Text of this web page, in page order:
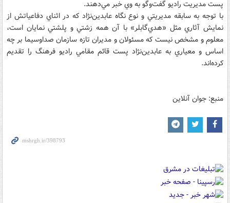
پست مديريت راديو گفت‌وگو به وي خبر مي‌دهند.
با توجه به سابقه مديريتي و نوع نگاه عابدين‌نژاد كه در اثناي دفاعياتش از
نمايش آثاري مثل «هدي‌گابلر» با آن همه زشتي و پلشتي نمايان است،
معلوم و مشخص نيست كه مسئولان و مديران تازه سازمان صداوسيما بر چه
اساس و معياري به عابدين‌نژاد پست قائم مقامي راديو فرهنگ را تقديم
كرده‌اند.
منبع: جوان آنلاین